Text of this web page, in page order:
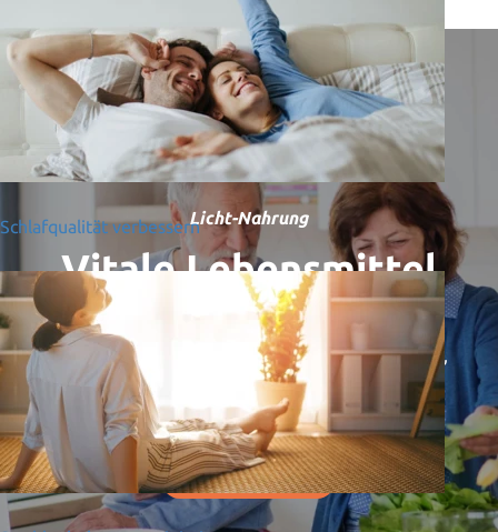
Schlafqualität verbessernLicht-Nahrung
Vitale Lebensmittel
voller Energie
Ihre Lebensmittel werden vitalisiert und gereinigt,
um Ihnen eine optimale Nährstoffversorgung zu
ermöglichen.
MEHR ERFAHREN